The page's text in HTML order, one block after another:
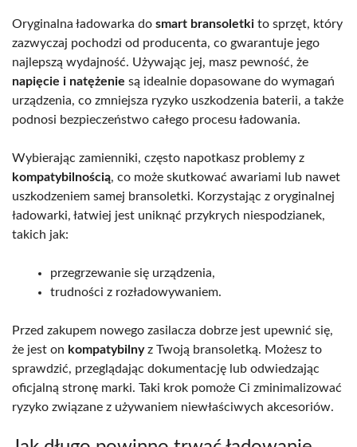
Oryginalna ładowarka do smart bransoletki to sprzęt, który
zazwyczaj pochodzi od producenta, co gwarantuje jego
najlepszą wydajność. Używając jej, masz pewność, że
napięcie i natężenie są idealnie dopasowane do wymagań
urządzenia, co zmniejsza ryzyko uszkodzenia baterii, a także
podnosi bezpieczeństwo całego procesu ładowania.
Wybierając zamienniki, często napotkasz problemy z
kompatybilnością, co może skutkować awariami lub nawet
uszkodzeniem samej bransoletki. Korzystając z oryginalnej
ładowarki, łatwiej jest uniknąć przykrych niespodzianek,
takich jak:
przegrzewanie się urządzenia,
trudności z rozładowywaniem.
Przed zakupem nowego zasilacza dobrze jest upewnić się,
że jest on kompatybilnyz Twoją bransoletką. Możesz to
sprawdzić, przeglądając dokumentację lub odwiedzając
oficjalną stronę marki. Taki krok pomoże Ci zminimalizować
ryzyko związane z używaniem niewłaściwych akcesoriów.